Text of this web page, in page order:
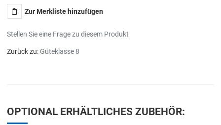
Zur Merkliste hinzufügen
Stellen Sie eine Frage zu diesem Produkt
Zurück zu:Güteklasse 8
OPTIONAL ERHÄLTLICHES ZUBEHÖR: